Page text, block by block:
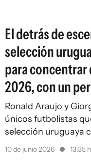
El detrás de
selección
para
2026, con un
Ronald Araujo y
únicos futbolistas
selección uruguaya
10 de junio 2026 13:35